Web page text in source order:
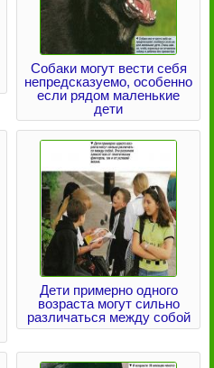
Собаки могут вести себя
непредсказуемо, особенно
если рядом маленькие
дети
Дети примерно одного
возраста могут сильно
различаться между собой